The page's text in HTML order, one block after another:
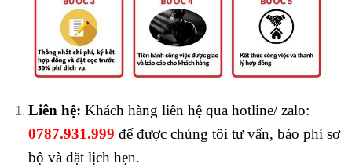
Liên hệ: Khách hàng liên hệ qua hotline/ zalo:
0787.931.999 để được chúng tôi tư vấn, báo phí sơ
bộ và đặt lịch hẹn.